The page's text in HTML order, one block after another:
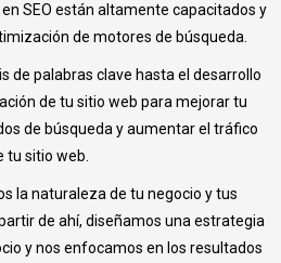
SEO están altamente capacitados y
de motores de búsqueda.
de palabras clave hasta el desarrollo
de tu sitio web para mejorar tu
de búsqueda y aumentar el tráfico
tu sitio web.
la naturaleza de tu negocio y tus
de ahí, diseñamos una estrategia
y nos enfocamos en los resultados